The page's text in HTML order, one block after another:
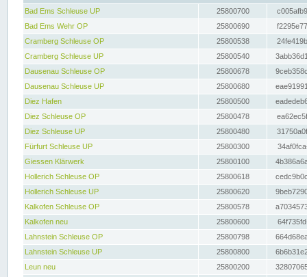
Bad Ems Schleuse UP
25800700
Bad Ems Wehr OP
25800690
Cramberg Schleuse OP
25800538
Cramberg Schleuse UP
25800540
Dausenau Schleuse OP
25800678
Dausenau Schleuse UP
25800680
Diez Hafen
25800500
Diez Schleuse OP
25800478
Diez Schleuse UP
25800480
Fürfurt Schleuse UP
25800300
Giessen Klärwerk
25800100
Hollerich Schleuse OP
25800618
Hollerich Schleuse UP
25800620
Kalkofen Schleuse OP
25800578
Kalkofen neu
25800600
Lahnstein Schleuse OP
25800798
Lahnstein Schleuse UP
25800800
Leun neu
25800200